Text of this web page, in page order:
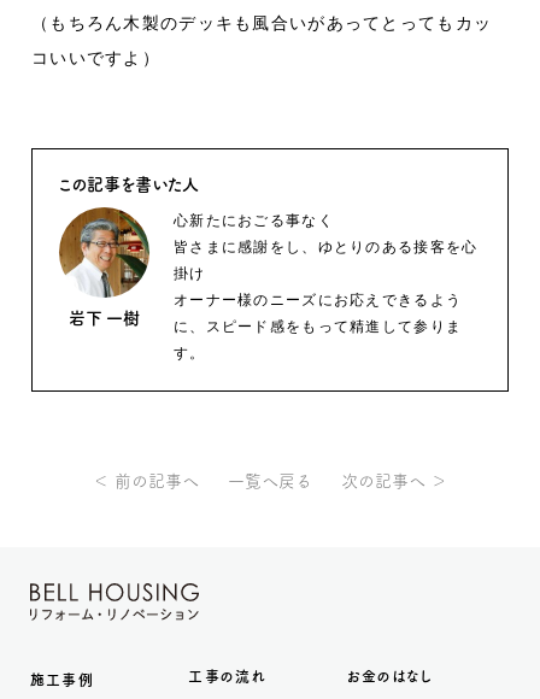
（もちろん木製のデッキも風合いがあってとってもカッ
コいいですよ）
この記事を書いた人
岩下 一樹
心新たにおごる事なく
皆さまに感謝をし、ゆとりのある接客を心
掛け
オーナー様のニーズにお応えできるよう
に、スピード感をもって精進して参りま
す。
＜ 前の記事へ 一覧へ戻る 次の記事へ ＞
施工事例 工事の流れ お金のはなし